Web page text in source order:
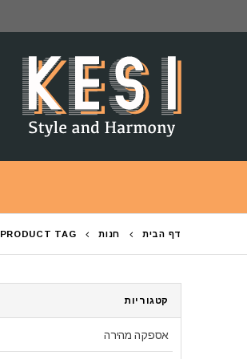
דף הבית חנות PRODUCT TAG -
קטגוריות
אספקה מהירה